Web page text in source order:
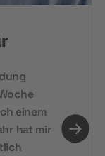
einem
hat mir